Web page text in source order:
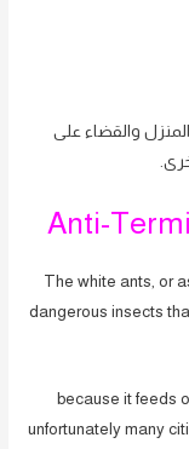
والقضاء على
Anti-
The white ants, or
dangerous insects
because it feeds
unfortunately many